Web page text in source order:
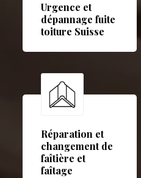
Urgence et
dépannage fuite
toiture Suisse
Réparation et
changement de
faîtière et
faîtage